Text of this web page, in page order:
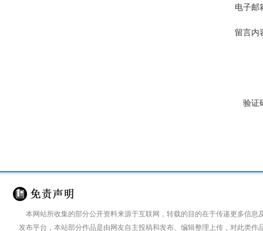
电子邮
留言内
验证
本网站所收集的部分公开资料来源于互联网，转载的目的在于传递更多信
发布平台，本站部分作品是由网友自主投稿和发布、编辑整理上传，对此类